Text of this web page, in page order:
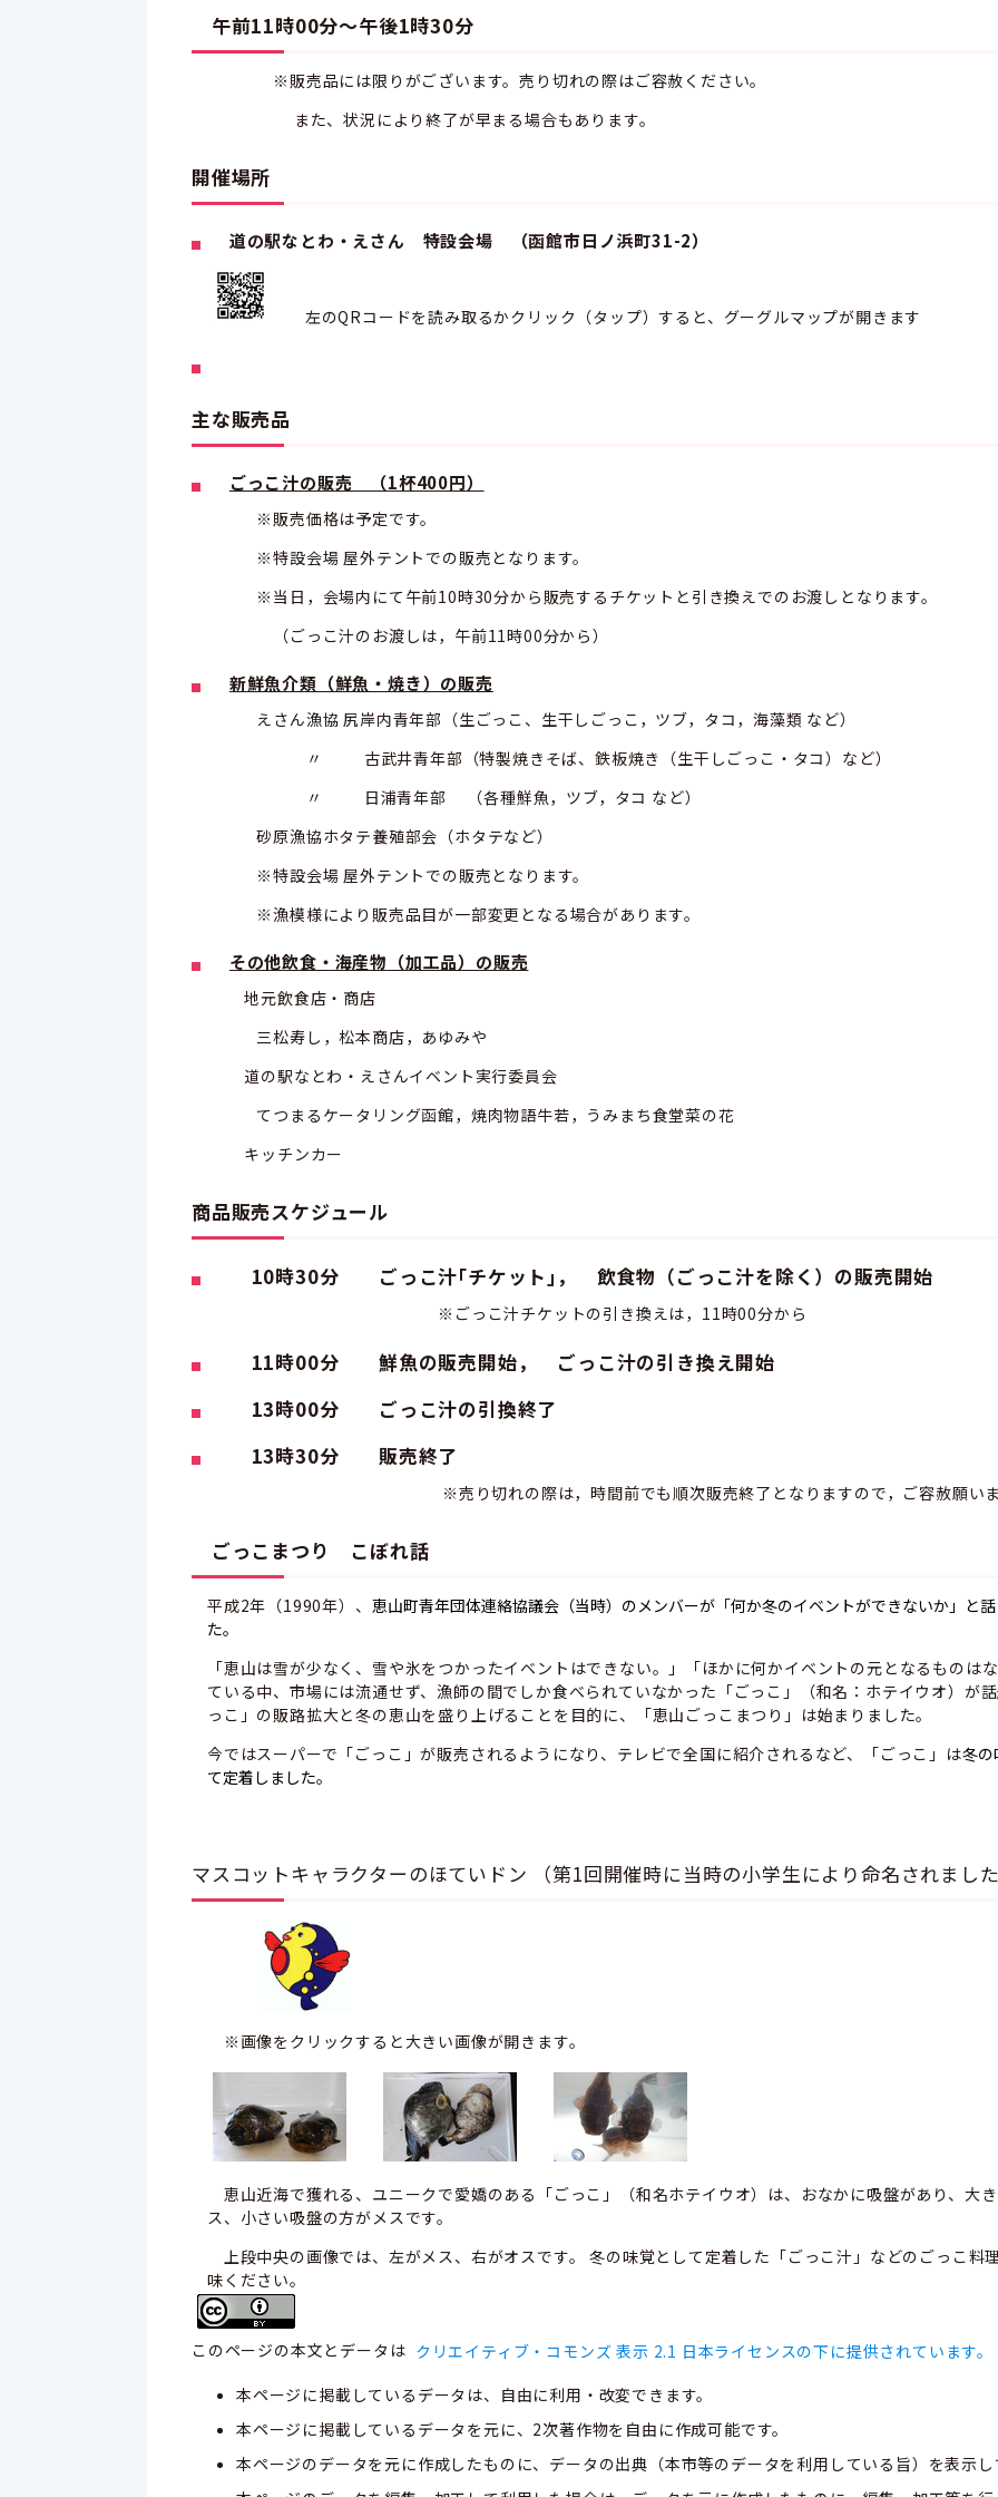
午前11時00分～午後1時30分
※販売品には限りがございます。売り切れの際はご容赦ください。
また、状況により終了が早まる場合もあります。
開催場所
道の駅なとわ・えさん 特設会場 （函館市日ノ浜町31-2）
左のQRコードを読み取るかクリック（タップ）すると、グーグルマップが開きます
主な販売品
ごっこ汁の販売 （1杯400円）
※販売価格は予定です。
※特設会場 屋外テントでの販売となります。
※当日，会場内にて午前10時30分から販売するチケットと引き換えでのお渡しとなります。
（ごっこ汁のお渡しは，午前11時00分から）
新鮮魚介類（鮮魚・焼き）の販売
えさん漁協 尻岸内青年部（生ごっこ、生干しごっこ，ツブ，タコ，海藻類 など）
〃 古武井青年部（特製焼きそば、 鉄板焼き（生干しごっこ・タコ） など）
〃 日浦青年部 （各種鮮魚，ツブ，タコ など）
砂原漁協ホタテ養殖部会（ホタテなど）
※特設会場 屋外テントでの販売となります。
※漁模様により販売品目が一部変更となる場合があります。
その他飲食・海産物（加工品）の販売
地元飲食店・商店
三松寿し，松本商店，あゆみや
道の駅なとわ・えさんイベント実行委員会
てつまるケータリング函館，焼肉物語牛若，うみまち食堂菜の花
キッチンカー
商品販売スケジュール
10時30分 ごっこ汁｢チケット｣， 飲食物（ごっこ汁を除く）の販売開始
※ごっこ汁チケットの引き換えは，11時00分から
11時00分 鮮魚の販売開始， ごっこ汁の引き換え開始
13時00分 ごっこ汁の引換終了
13時30分 販売終了
※売り切れの際は，時間前でも順次販売終了となりますので，ご容赦願いま
ごっこまつり こぼれ話
平成2年（1990年）、 恵山町青年団体連絡協議会（当時）のメンバーが「何か冬のイベントができないか」と
た。
「恵山は雪が少なく、雪や氷をつかったイベントはできない。」「ほかに何かイベントの元となるものは
ている中、市場には流通せず、漁師の間でしか食べられていなかった「ごっこ」（和名：ホテイウオ）が
っこ」の販路拡大と冬の恵山を盛り上げることを目的に、「恵山ごっこまつり」は始まりました。
今ではスーパーで「ごっこ」が販売されるようになり、テレビで全国に紹介されるなど、「ごっこ」は冬の
て定着しました。
マスコットキャラクターのほていドン （第1回開催時に当時の小学生により命名されまし
※画像をクリックすると大きい画像が開きます。
恵山近海で獲れる、ユニークで愛嬌のある「ごっこ」（和名ホテイウオ）は、おなかに吸盤があり、大
ス、小さい吸盤の方がメスです。
上段中央の画像では、左がメス、右がオスです。 冬の味覚として定着した「ごっこ汁」などのごっこ料
味ください。
このページの本文とデータは クリエイティブ・コモンズ 表示 2.1 日本ライセンスの下に提供されています。
本ページに掲載しているデータは、自由に利用・改変できます。
本ページに掲載しているデータを元に、2次著作物を自由に作成可能です。
本ページのデータを元に作成したものに、データの出典（本市等のデータを利用している旨）を表示